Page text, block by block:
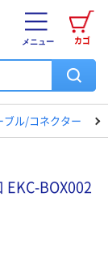
カゴ
メニュー
ブル/コネクター
BOX002